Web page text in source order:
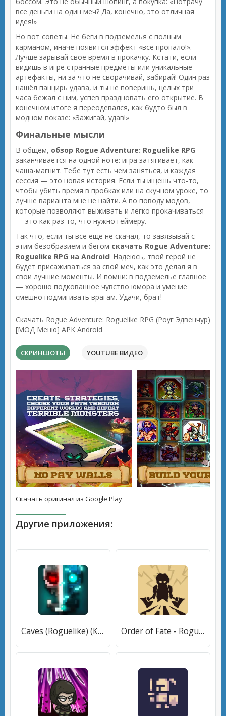
все деньги на один меч? Да, конечно, это отличная
идея!»
Но вот советы. Не беги в подземелья с полным
карманом, иначе появится эффект «всё пропало!».
Лучше зарывай своё время в прокачку. Кстати, если
видишь в игре странные предметы или уникальные
артефакты, ни за что не сворачивай, забирай! Один раз
нашёл панцирь удава, и ты не поверишь, целых три
часа бежал с ним, успев праздновать его открытие. В
конечном итоге я переодевался, как будто был в
модном показе: «Зажигай, удав!»
Финальные мысли
В общем, обзор Rogue Adventure: Roguelike RPG
заканчивается на одной ноте: игра затягивает, как
чаша-магнит. Тебе тут есть чем заняться, и каждая
сессия — это новая история. Если ты ищешь что-то,
чтобы убить время в пробках или на скучном уроке, то
лучше варианта мне не найти. А по поводу модов,
которые позволяют выживать и легко прокачиваться
— это как раз то, что нужно геймеру.
Так что, если ты всё ещё не скачал, то завязывай с
этим безобразием и бегом скачать Rogue Adventure:
Roguelike RPG на Android! Надеюсь, твой герой не
будет присаживаться за свой меч, как это делал я в
свои лучшие моменты. И помни: в подземелье главное
— хорошо подкованное чувство юмора и умение
смешно подмигивать врагам. Удачи, брат!
Скачать Rogue Adventure: Roguelike RPG (Роуг Эдвенчур)
[МОД Меню] APK Android
СКРИНШОТЫ YOUTUBE ВИДЕО
Скачать оригинал из Google Play
Другие приложения:
Caves (Roguelike) (Кэйвс) [МОД Бесконечные монеты] APK Android Order of Fate - Roguelike RPG (Орден Фатум) [МОД Много денег] APK Android